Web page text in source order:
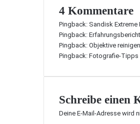
4 Kommentare
Pingback: Sandisk
Pingback:
Pingback: Objektive
Pingback: Fotografie-Tipps
Schreibe einen
Deine E-Mail-Adresse wird